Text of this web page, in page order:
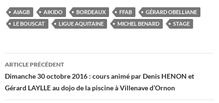
AIAGB AIKIDO BORDEAUX FFAB
GÉRARD OBELLIANE
LE BOUSCAT
LIGUE AQUITAINE MICHEL BENARD STAGE
Navigation
des
articles
ARTICLE PRÉCÉDENT
Dimanche 30 octobre 2016 : cours animé par Denis HENON et
Gérard LAYLLE au dojo de la piscine à Villenave d’Ornon